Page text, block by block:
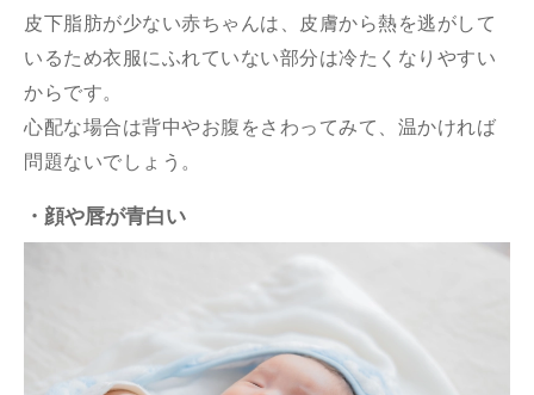
皮下脂肪が少ない赤ちゃんは、皮膚から熱を逃がして
いるため衣服にふれていない部分は冷たくなりやすい
からです。
心配な場合は背中やお腹をさわってみて、温かければ
問題ないでしょう。
・顔や唇が青白い